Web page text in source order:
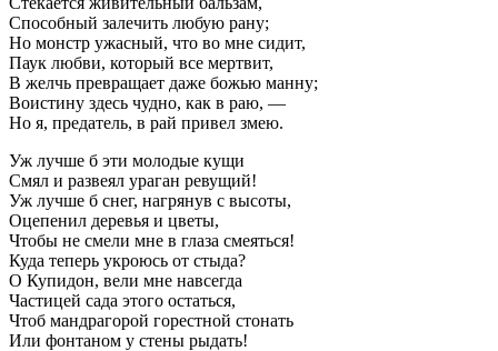
Способный залечить любую рану;
Но монстр ужасный, что во мне сидит,
Паук любви, который все мертвит,
В желчь превращает даже божью манну;
Воистину здесь чудно, как в раю, —
Но я, предатель, в рай привел змею.
Уж лучше б эти молодые кущи
Смял и развеял ураган ревущий!
Уж лучше б снег, нагрянув с высоты,
Оцепенил деревья и цветы,
Чтобы не смели мне в глаза смеяться!
Куда теперь укроюсь от стыда?
О Купидон, вели мне навсегда
Частицей сада этого остаться,
Чтоб мандрагорой горестной стонать
Или фонтаном у стены рыдать!